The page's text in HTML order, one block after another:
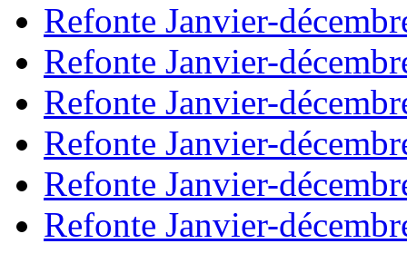
Refonte Janvier-
Refonte Janvier-
Refonte Janvier-
Refonte Janvier-
Refonte Janvier-
Refonte Janvier-